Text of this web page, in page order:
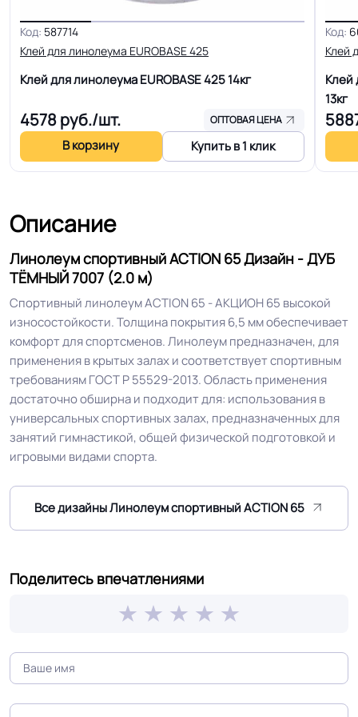
Толщина
Область применения
Для универсальных спортивных
залов, Для занятий гимнастикой и
общей физической подготовкой,
Для игровых видов спорта
Класс горючести
КМ 2 по ФЗ 123 от 22.07.2008г, где
Класс 34/43 кл.
Группа истираемости Группа Т
Устойчивость к химии Отличная
Особенности
Защитный слой
Допуск изменения
рабочего слоя
+-10% мкм
линейных размеров
Доп. защита рабочего
Extreme Protection
Код: 587714
Клей для линолеума EUROBASE 425
Клей для линолеума EUROBASE 42514кг
4578руб./шт. ОПТОВАЯ ЦЕНА
В корзину Купить в 1 клик
Код:
Клей
Клей
13кг
Описание
Линолеум спортивный ACTION 65 Дизайн - ДУБ
ТЁМНЫЙ 7007 (2.0 м)
Спортивный линолеум ACTION 65 - АКЦИОН 65 высокой
износостойкости. Толщина покрытия 6,5 мм обеспечивает
комфорт для спортсменов. Линолеум предназначен, для
применения в крытых залах и соответствует спортивным
требованиям ГОСТ Р 55529-2013. Область применения
достаточно обширна и подходит для: использования в
универсальных спортивных залах, предназначенных для
занятий гимнастикой, общей физической подготовкой и
игровыми видами спорта.
Все дизайны Линолеум спортивный ACTION 65
Поделитесь впечатлениями